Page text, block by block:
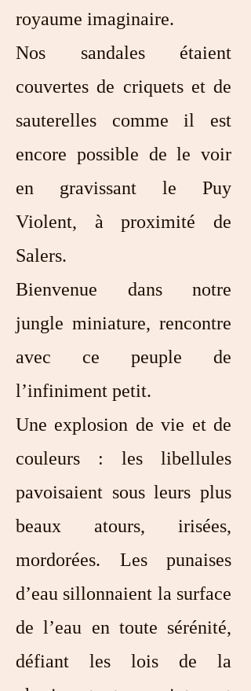
royaume imaginaire.
Nos sandales étaient
couvertes de criquets et de
sauterelles comme il est
encore possible de le voir
en gravissant le Puy
Violent, à proximité de
Salers.
Bienvenue dans notre
jungle miniature, rencontre
avec ce peuple de
l’infiniment petit.
Une explosion de vie et de
couleurs : les libellules
pavoisaient sous leurs plus
beaux atours, irisées,
mordorées. Les punaises
d’eau sillonnaient la surface
de l’eau en toute sérénité,
défiant les lois de la